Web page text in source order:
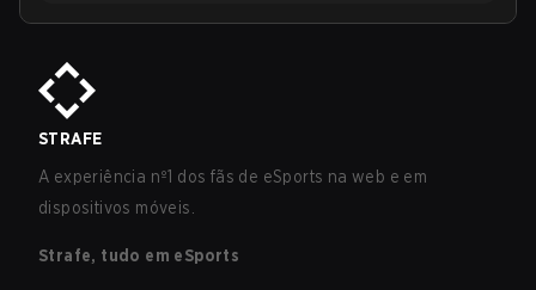
STRAFE
A experiência nº1 dos fãs de eSports na web e em
dispositivos móveis.
Strafe, tudo em eSports